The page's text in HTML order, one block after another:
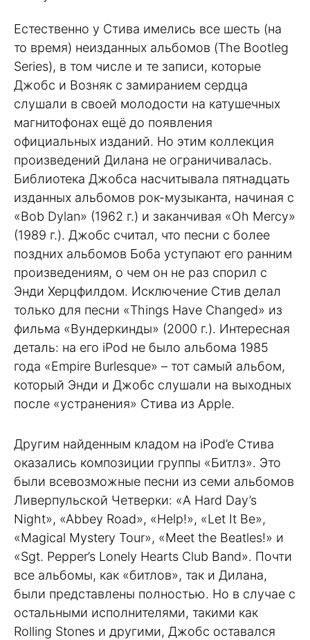
Естественно у Стива имелись все шесть (на
то время) неизданных альбомов (The Bootleg
Series), в том числе и те записи, которые
Джобс и Возняк с замиранием сердца
слушали в своей молодости на катушечных
магнитофонах ещё до появления
официальных изданий. Но этим коллекция
произведений Дилана не ограничивалась.
Библиотека Джобса насчитывала пятнадцать
изданных альбомов рок-музыканта, начиная с
«Bob Dylan» (1962 г.) и заканчивая «Oh Mercy»
(1989 г.). Джобс считал, что песни с более
поздних альбомов Боба уступают его ранним
произведениям, о чем он не раз спорил с
Энди Херцфилдом. Исключение Стив делал
только для песни «Things Have Changed» из
фильма «Вундеркинды» (2000 г.). Интересная
деталь: на его iPod не было альбома 1985
года «Empire Burlesque» – тот самый альбом,
который Энди и Джобс слушали на выходных
после «устранения» Стива из Apple.
Другим найденным кладом на iPod’e Стива
оказались композиции группы «Битлз». Это
были всевозможные песни из семи альбомов
Ливерпульской Четверки: «A Hard Day’s
Night», «Abbey Road», «Help!», «Let It Be»,
«Magical Mystery Tour», «Meet the Beatles!» и
«Sgt. Pepper’s Lonely Hearts Club Band». Почти
все альбомы, как «битлов», так и Дилана,
были представлены полностью. Но в случае с
остальными исполнителями, такими как
Rolling Stones и другими, Джобс оставался